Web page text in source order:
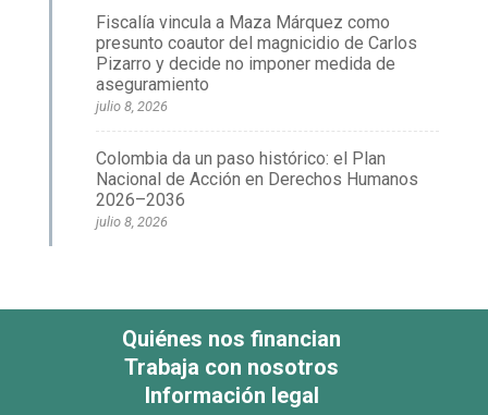
Fiscalía vincula a Maza Márquez como
presunto coautor del magnicidio de Carlos
Pizarro y decide no imponer medida de
aseguramiento
julio 8, 2026
Colombia da un paso histórico: el Plan
Nacional de Acción en Derechos Humanos
2026–2036
julio 8, 2026
Quiénes nos financian
Trabaja con nosotros
Información legal